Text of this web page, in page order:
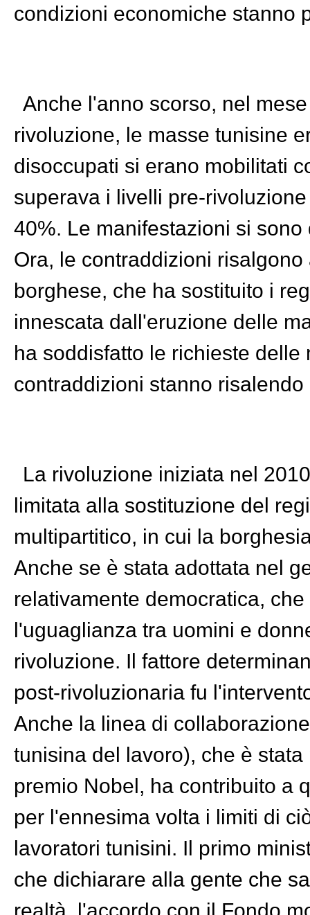
condizioni economiche stanno
Anche l'anno scorso, nel
rivoluzione, le masse tunisine
disoccupati si erano mobilitati
superava i livelli pre-
40%. Le manifestazioni si
Ora, le contraddizioni
borghese, che ha sostituito i
innescata dall'eruzione delle
ha soddisfatto le richieste
contraddizioni stanno risalendo
La rivoluzione iniziata nel
limitata alla sostituzione del
multipartitico, in cui la
Anche se è stata adottata nel
relativamente democratica,
l'uguaglianza tra uomini e
rivoluzione. Il fattore
post-rivoluzionaria fu
Anche la linea di
tunisina del lavoro), che è
premio Nobel, ha contribuito a
per l'ennesima volta i limiti di
lavoratori tunisini. Il primo
che dichiarare alla gente che
realtà, l'accordo con il Fondo